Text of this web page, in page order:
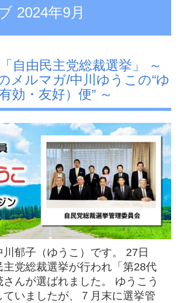
ル
ーポリシー
せ
2024年9月
自由民主党総裁選挙」 ～
メルマガ/中川ゆうこの“ゆ
効・友好）便” ～
川郁子（ゆうこ）です。 27日
主党総裁選挙が行われ「第28代
んが選ばれました。 ゆうこう
いましたが、７月末に選挙管